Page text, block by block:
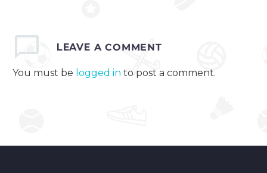
LEAVE A COMMENT
You must be logged in to post a comment.